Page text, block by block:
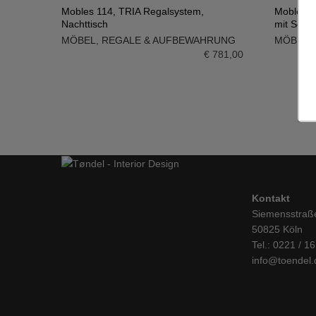
IN DEN WARENKORB
Mobles 114, TRIA Regalsystem,
Nachttisch
MÖBEL
REGALE & AUFBEWAHRUNG
€781,00
IN DEN
Mobles
mit
MÖBEL
Kontakt
50825 Köln
Tel.: 0221 /